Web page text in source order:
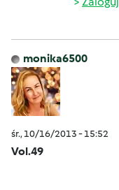
monika6500
śr., 10/16/2013 - 15:52
Vol.49